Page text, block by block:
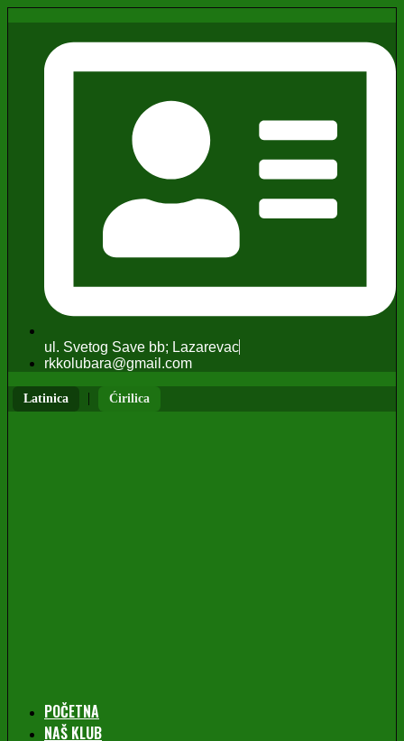
ul. Svetog Save bb; Lazarevac
rkkolubara@gmail.com
Latinica | Ćirilica
POČETNA
NAŠ KLUB